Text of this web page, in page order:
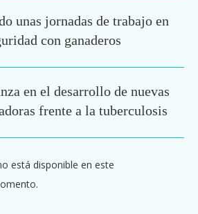
unas jornadas de trabajo en
con ganaderos
en el desarrollo de nuevas
frente a la tuberculosis
está disponible en este